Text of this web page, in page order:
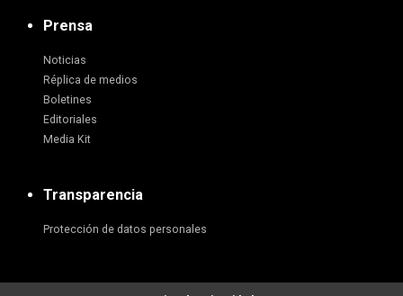
Prensa
Noticias
Réplica de medios
Boletines
Editoriales
Media Kit
Transparencia
Protección de datos personales